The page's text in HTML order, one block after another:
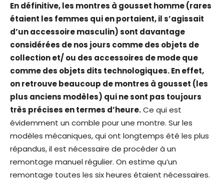
En définitive, les montres à gousset homme (rares
étaient les femmes qui en portaient, il s’agissait
d’un accessoire masculin) sont davantage
considérées de nos jours comme des objets de
collection et/ ou des accessoires de mode que
comme des objets dits technologiques. En effet,
on retrouve beaucoup de montres à gousset (les
plus anciens modèles) qui ne sont pas toujours
très précises en termes d’heure.Ce qui est
évidemment un comble pour une montre. Sur les
modèles mécaniques, qui ont longtemps été les plus
répandus, il est nécessaire de procéder à un
remontage manuel régulier. On estime qu’un
remontage toutes les six heures étaient nécessaires.